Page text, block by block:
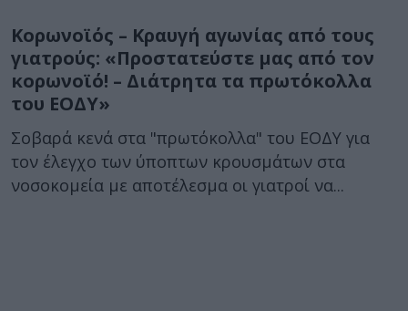
Κορωνοϊός – Κραυγή αγωνίας από τους
γιατρούς: «Προστατεύστε μας από τον
κορωνοϊό! – Διάτρητα τα πρωτόκολλα
του ΕΟΔΥ»
Σοβαρά κενά στα "πρωτόκολλα" του ΕΟΔΥ για
τον έλεγχο των ύποπτων κρουσμάτων στα
νοσοκομεία με αποτέλεσμα οι γιατροί να...